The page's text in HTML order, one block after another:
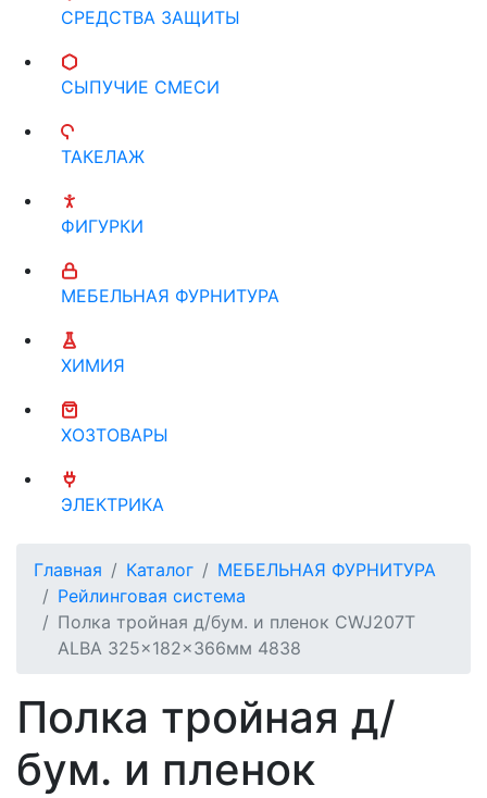
СРЕДСТВА ЗАЩИТЫ
СЫПУЧИЕ СМЕСИ
ТАКЕЛАЖ
ФИГУРКИ
МЕБЕЛЬНАЯ ФУРНИТУРА
ХИМИЯ
ХОЗТОВАРЫ
ЭЛЕКТРИКА
Главная Каталог
МЕБЕЛЬНАЯ ФУРНИТУРА
Рейлинговая система
Полка тройная д/бум. и пленок CWJ207Т
ALBA 325x182x366мм 4838
Полка тройная д/
бум. и пленок